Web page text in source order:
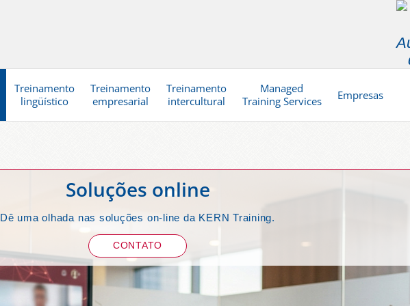
Treinamento
lingüístico
Treinamento
empresarial
Treinamento
intercultural
Managed
Training Services
Empresas
Soluções online
Dê uma olhada nas soluções on-line da KERN Training.
CONTATO